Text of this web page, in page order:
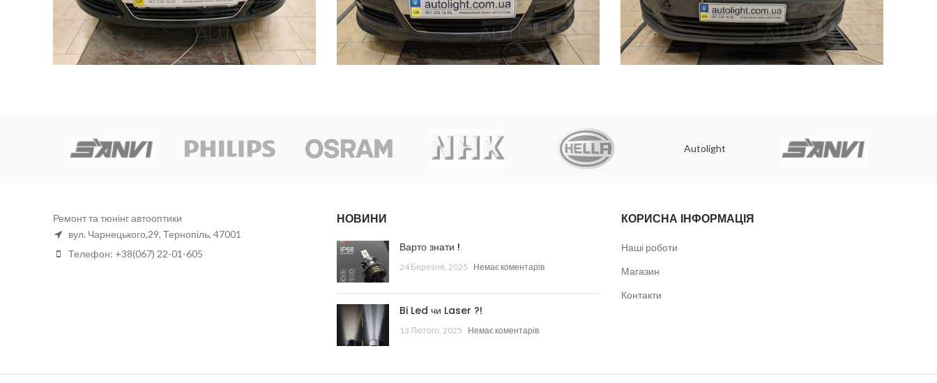
Autolight
Ремонт та тюнінг автооптики
вул. Чарнецького,29, Тернопіль, 47001
Телефон: +38(067) 22-01-605
НОВИНИ
Варто знати !
24 Березня, 2025 Немає коментарів
Bi Led чи Laser ?!
13 Лютого, 2025 Немає коментарів
КОРИСНА ІНФОРМАЦІЯ
Наші роботи
Магазин
Контакти